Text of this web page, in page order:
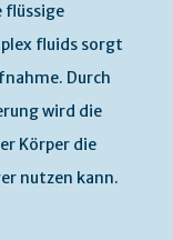
flüssige
fluids sorgt
Durch
wird die
Körper die
nutzen kann.